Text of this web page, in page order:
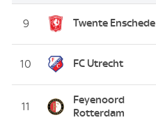
9 Twente Enschede
10 FC Utrecht
11
Feyenoord
Rotterdam